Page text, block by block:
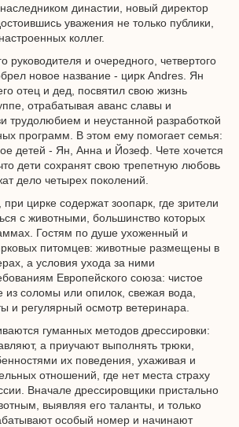
династии, новый директор
уважения не только публики,
коллег.
руководителя и очередного, четвертого
новое название - цирк Andres. Ян
отец и дед, посвятил свою жизнь
отрабатывая аванс славы и
трудолюбием и неустанной разработкой
программ. В этом ему помогает семья:
детей - Ян, Анна и Йозеф. Чете хочется
дети сохранят свою трепетную любовь
дело четырех поколений.
цирке содержат зоопарк, где зрители
с животными, большинство которых
Гостям по душе ухоженный и
питомцев: животные размещены в
а условия ухода за ними
Европейского союза: чистое
из соломы или опилок, свежая вода,
и регулярный осмотр ветеринара.
гуманных методов дрессировки:
а приучают выполнять трюки,
их поведения, ухаживая и
отношений, где нет места страху
Вначале дрессировщики пристально
выявляя его таланты, и только
особый номер и начинают